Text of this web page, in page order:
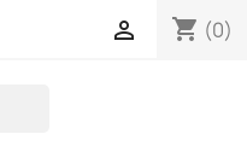
shopping_cart (0)
